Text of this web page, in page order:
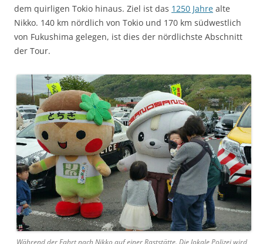
dem quirligen Tokio hinaus. Ziel ist das 1250 Jahre alte
Nikko. 140 km nördlich von Tokio und 170 km südwestlich
von Fukushima gelegen, ist dies der nördlichste Abschnitt
der Tour.
Während der Fahrt nach Nikko auf einer Raststätte. Die lokale Polizei wird